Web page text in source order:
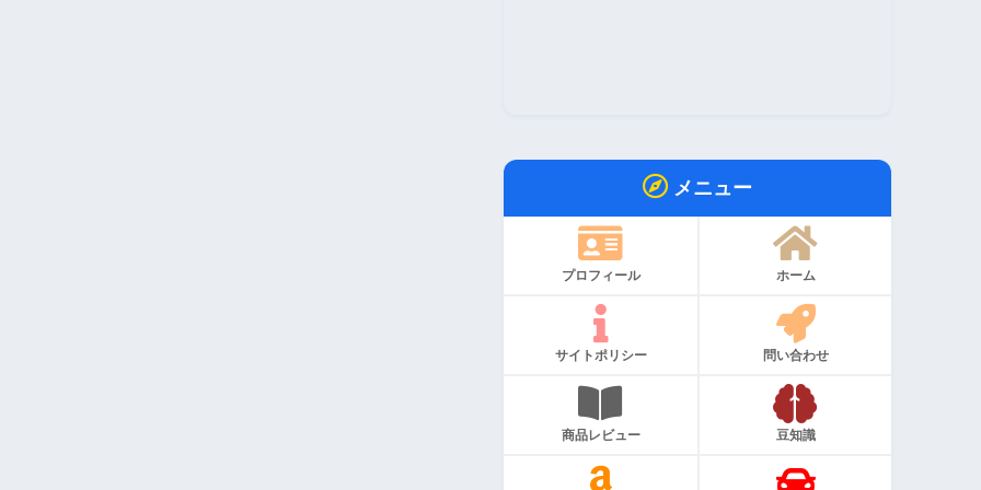
メニュー
プロフィール ホーム
サイトポリシー 問い合わせ
商品レビュー 豆知識